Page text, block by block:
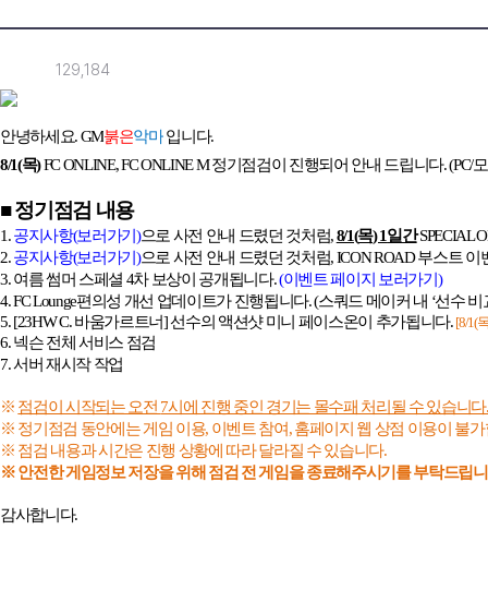
129,184
안녕하세요.GM붉은악마입니다.
8/1(목)FC ONLINE, FC ONLINE M정기점검이 진행되어 안내 드립니다. (PC/
■ 정기점검 내용
1. 공지사항(보러가기)으로 사전 안내 드렸던 것처럼,8/1(목) 1일간SPECIAL
2.공지사항(보러가기)으로 사전 안내 드렸던 것처럼, ICON ROAD부스트 이
3.여름 썸머 스페셜 4차 보상이 공개됩니다.(이벤트 페이지 보러가기 )
4. FC Lounge편의성 개선 업데이트가 진행됩니다. (스쿼드 메이커 내 ‘선수 비
5. [23HW C.바움가르트너]선수의 액션샷 미니 페이스온이 추가됩니다. [8/1(
6.넥슨 전체 서비스 점검
7.서버 재시작 작업
※ 점검이 시작되는 오전 7시에 진행 중인 경기는 몰수패 처리될 수 있습니다.
※ 정기점검 동안에는 게임 이용, 이벤트 참여,홈페이지 웹 상점 이용이 불
※ 점검 내용과 시간은 진행 상황에 따라 달라질 수 있습니다.
※ 안전한 게임정보 저장을 위해 점검 전 게임을 종료해주시기를 부탁드립
감사합니다.